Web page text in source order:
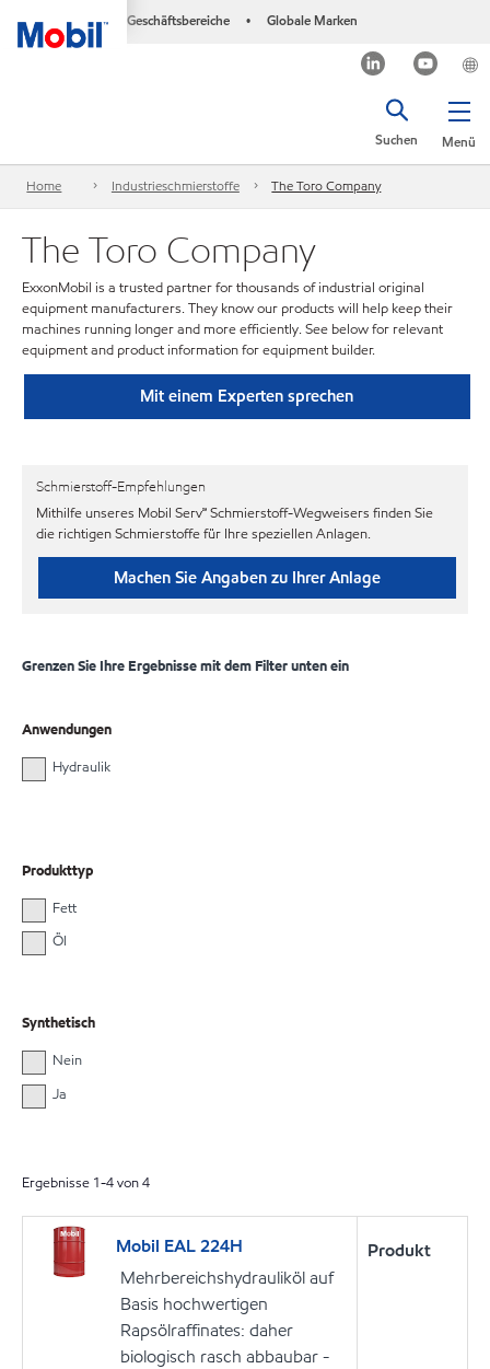
Geschäftsbereiche • Globale Marken
Menü
Suchen
Home Industrieschmierstoffe The Toro Company
The Toro Company
ExxonMobil is a trusted partner for thousands of industrial original
equipment manufacturers. They know our products will help keep their
machines running longer and more efficiently. See below for relevant
equipment and product information for equipment builder.
Mit einem Experten sprechen
Schmierstoff-Empfehlungen
Mithilfe unseres Mobil Serv℠ Schmierstoff-Wegweisers finden Sie
die richtigen Schmierstoffe für Ihre speziellen Anlagen.
Machen Sie Angaben zu Ihrer Anlage
Grenzen Sie Ihre Ergebnisse mit dem Filter unten ein
Anwendungen
Hydraulik
Produkttyp
Fett
Öl
Synthetisch
Nein
Ja
Ergebnisse 1-4von4
Mobil EAL 224H
Mehrbereichshydrauliköl auf
Basis hochwertigen
Rapsölraffinates: daher
biologisch rasch abbaubar -
Produkt